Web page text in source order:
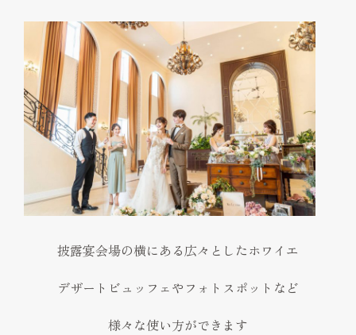
披露宴会場の横にある広々としたホワイエ
デザートビュッフェやフォトスポットなど
様々な使い方ができます